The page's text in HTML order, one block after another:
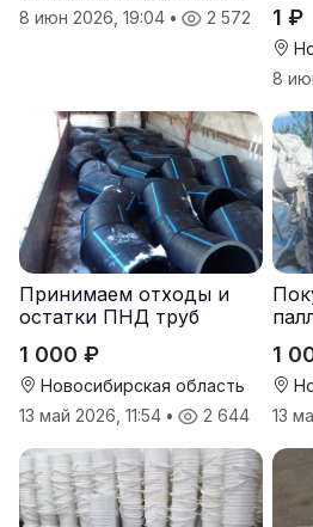
8 июн 2026, 19:04 • 2 572 1 ₽
8
Принимаем отходы и
остатки ПНД труб
1 000 ₽
Новосибирская область
13 май 2026, 11:54 • 2 644
1
13